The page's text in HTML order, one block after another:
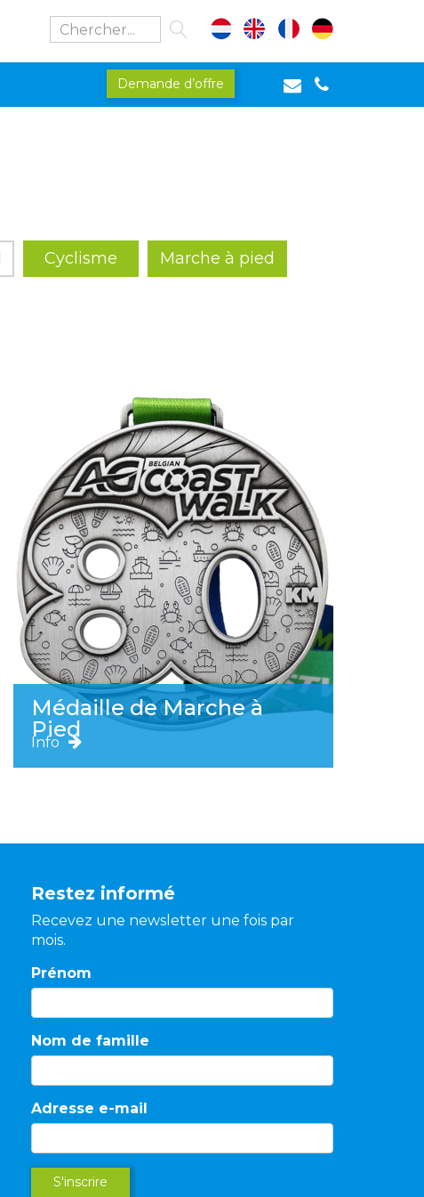
Demande d’offre
Cyclisme Marche à pied
Médaille de Marche à
Pied
Info
Restez informé
Recevez une newsletter une fois par
mois.
Prénom
Nom de famille
Adresse e-mail
S'inscrire